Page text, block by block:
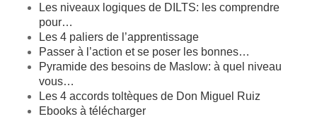
Les niveaux logiques de DILTS: les comprendre
pour…
Les 4 paliers de l’apprentissage
Passer à l’action et se poser les bonnes…
Pyramide des besoins de Maslow: à quel niveau
vous…
Les 4 accords toltèques de Don Miguel Ruiz
Ebooks à télécharger